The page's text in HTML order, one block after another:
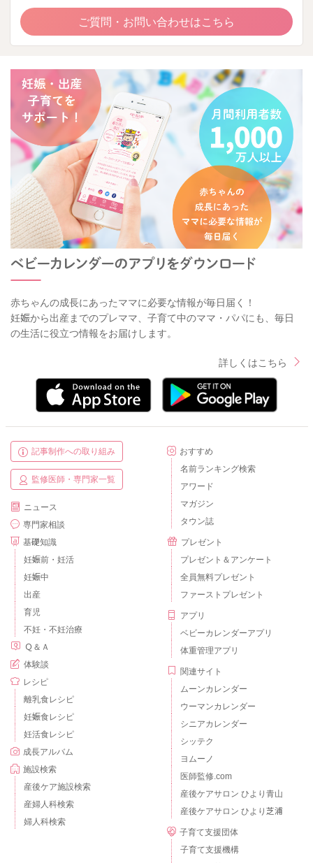
ご質問・お問い合わせはこちら
赤ちゃんの成長にあったママに必要な情報が毎日届く！
妊娠から出産までのプレママ、子育て中のママ・パパにも、毎日
の生活に役立つ情報をお届けします。
詳しくはこちら
記事制作への取り組み
監修医師・専門家一覧
ニュース
専門家相談
基礎知識
妊娠前・妊活
妊娠中
出産
育児
不妊・不妊治療
Ｑ＆Ａ
体験談
レシピ
離乳食レシピ
妊娠食レシピ
妊活食レシピ
成長アルバム
施設検索
産後ケア施設検索
産婦人科検索
婦人科検索
おすすめ
名前ランキング検索
アワード
マガジン
タウン誌
プレゼント
プレゼント＆アンケート
全員無料プレゼント
ファーストプレゼント
アプリ
ベビーカレンダーアプリ
体重管理アプリ
関連サイト
ムーンカレンダー
ウーマンカレンダー
シニアカレンダー
シッテク
ヨムーノ
医師監修.com
産後ケアサロン ひより青山
産後ケアサロン ひより芝浦
子育て支援団体
子育て支援機構